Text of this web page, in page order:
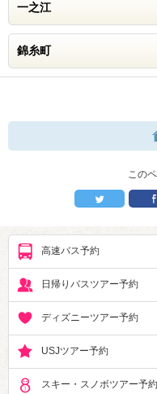
一之江
錦糸町
この
高速バス予約
日帰りバスツアー予約
ディズニーツアー予約
USJツアー予約
スキー・スノボツアー予約